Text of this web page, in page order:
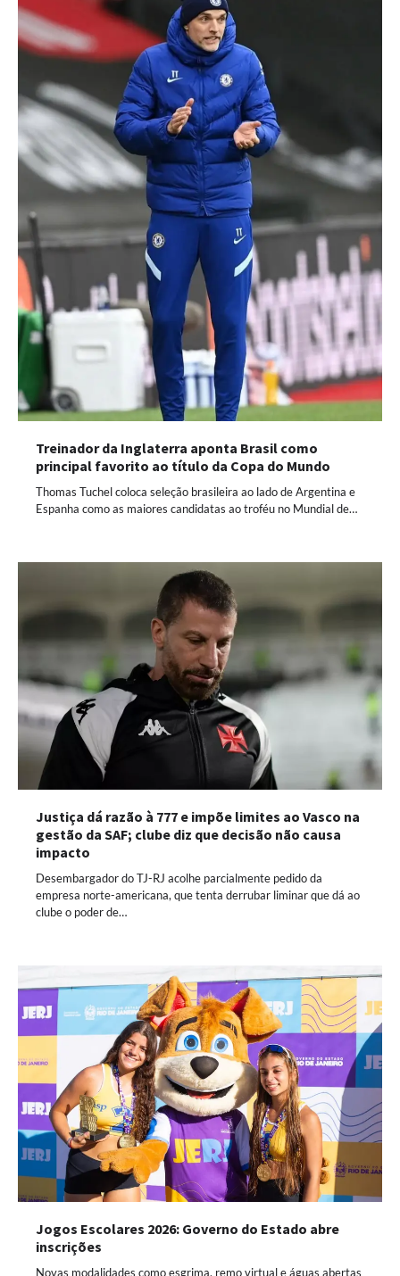
Treinador da Inglaterra aponta Brasil como
principal favorito ao título da Copa do Mundo
Thomas Tuchel coloca seleção brasileira ao lado de Argentina e
Espanha como as maiores candidatas ao troféu no Mundial de…
Justiça dá razão à 777 e impõe limites ao Vasco na
gestão da SAF; clube diz que decisão não causa
impacto
Desembargador do TJ-RJ acolhe parcialmente pedido da
empresa norte-americana, que tenta derrubar liminar que dá ao
clube o poder de…
Jogos Escolares 2026: Governo do Estado abre
inscrições
Novas modalidades como esgrima, remo virtual e águas abertas